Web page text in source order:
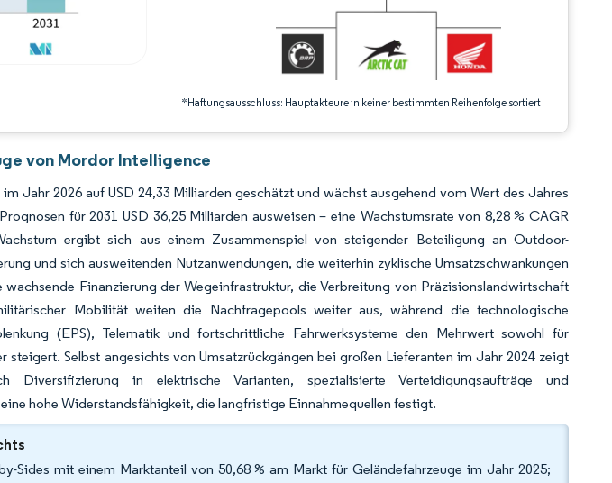
*Haftungsausschluss: Hauptakteure in keiner bestimmten Reihenfolge sortiert
von Mordor Intelligence
Jahr 2026 auf USD 24,33 Milliarden geschätzt und wächst ausgehend vom Wert des Jahres
für 2031 USD 36,25 Milliarden ausweisen – eine Wachstumsrate von 8,28 % CAGR
ergibt sich aus einem Zusammenspiel von steigender Beteiligung an Outdoor-
und sich ausweitenden Nutzanwendungen, die weiterhin zyklische Umsatzschwankungen
Finanzierung der Wegeinfrastruktur, die Verbreitung von Präzisionslandwirtschaft
Mobilität weiten die Nachfragepools weiter aus, während die technologische
(EPS), Telematik und fortschrittliche Fahrwerksysteme den Mehrwert sowohl für
steigert. Selbst angesichts von Umsatzrückgängen bei großen Lieferanten im Jahr 2024 zeigt
Diversifizierung in elektrische Varianten, spezialisierte Verteidigungsaufträge und
hohe Widerstandsfähigkeit, die langfristige Einnahmequellen festigt.
Sides mit einem Marktanteil von 50,68 % am Markt für Geländefahrzeuge im Jahr 2025;